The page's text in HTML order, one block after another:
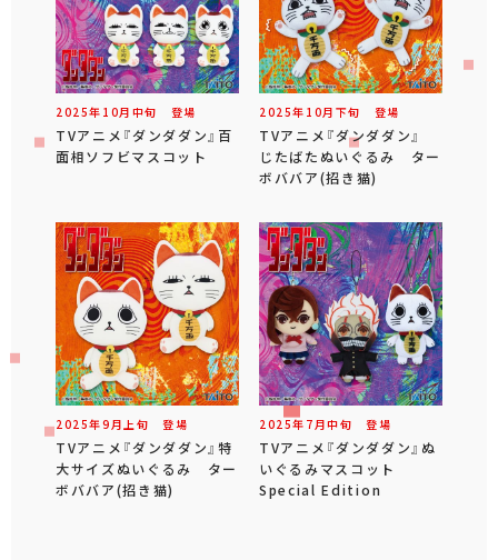
2025年 10月 中旬 登場
TVアニメ『ダンダダン』百
面相ソフビマスコット
2025年 10月 下旬 登場
TVアニメ『ダンダダン』
じたばたぬいぐるみ ター
ボババア(招き猫)
2025年9 月 上旬 登場
TVアニメ『ダンダダン』特
大サイズぬいぐるみ ター
ボババア(招き猫)
2025年 7 月中旬 登場
TVアニメ『ダンダダン』ぬ
いぐるみマスコット
Special Edition